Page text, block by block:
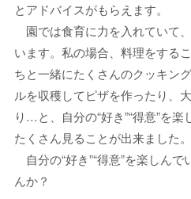
とアドバイスがもらえます。
園では食育に力を入れていて
います。私の場合、料理をする
ちと一緒にたくさんのクッキン
ルを収穫してピザを作ったり、
り…と、自分の“好き”“得意”を
たくさん見ることが出来ました。
自分の“好き”“得意”を楽しん
んか？